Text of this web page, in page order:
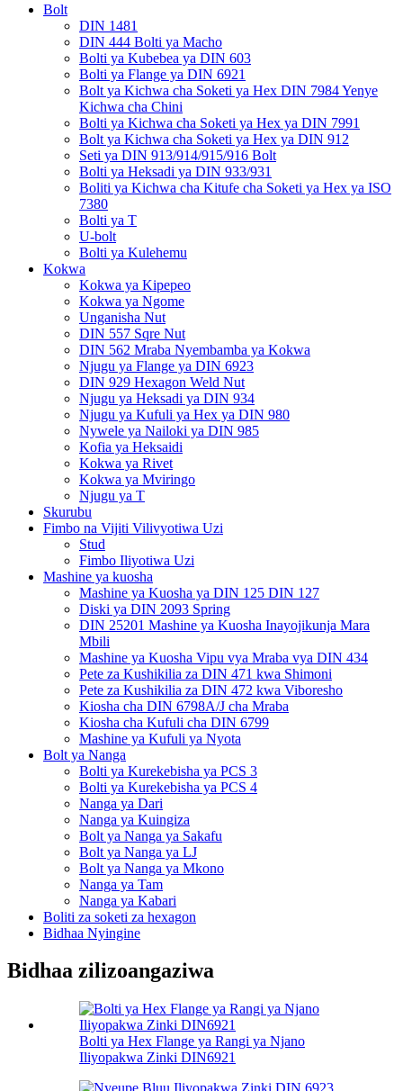
Bolt
DIN 1481
DIN 444 Bolti ya Macho
Bolti ya Kubebea ya DIN 603
Bolti ya Flange ya DIN 6921
Bolt ya Kichwa cha Soketi ya Hex DIN 7984 Yenye
Kichwa cha Chini
Bolti ya Kichwa cha Soketi ya Hex ya DIN 7991
Bolt ya Kichwa cha Soketi ya Hex ya DIN 912
Seti ya DIN 913/914/915/916 Bolt
Bolti ya Heksadi ya DIN 933/931
Boliti ya Kichwa cha Kitufe cha Soketi ya Hex ya ISO
7380
Bolti ya T
U-bolt
Bolti ya Kulehemu
Kokwa
Kokwa ya Kipepeo
Kokwa ya Ngome
Unganisha Nut
DIN 557 Sqre Nut
DIN 562 Mraba Nyembamba ya Kokwa
Njugu ya Flange ya DIN 6923
DIN 929 Hexagon Weld Nut
Njugu ya Heksadi ya DIN 934
Njugu ya Kufuli ya Hex ya DIN 980
Nywele ya Nailoki ya DIN 985
Kofia ya Heksaidi
Kokwa ya Rivet
Kokwa ya Mviringo
Njugu ya T
Skurubu
Fimbo na Vijiti Vilivyotiwa Uzi
Stud
Fimbo Iliyotiwa Uzi
Mashine ya kuosha
Mashine ya Kuosha ya DIN 125 DIN 127
Diski ya DIN 2093 Spring
DIN 25201 Mashine ya Kuosha Inayojikunja Mara
Mbili
Mashine ya Kuosha Vipu vya Mraba vya DIN 434
Pete za Kushikilia za DIN 471 kwa Shimoni
Pete za Kushikilia za DIN 472 kwa Viboresho
Kiosha cha DIN 6798A/J cha Mraba
Kiosha cha Kufuli cha DIN 6799
Mashine ya Kufuli ya Nyota
Bolt ya Nanga
Bolti ya Kurekebisha ya PCS 3
Bolti ya Kurekebisha ya PCS 4
Nanga ya Dari
Nanga ya Kuingiza
Bolt ya Nanga ya Sakafu
Bolt ya Nanga ya LJ
Bolt ya Nanga ya Mkono
Nanga ya Tam
Nanga ya Kabari
Boliti za soketi za hexagon
Bidhaa Nyingine
Bidhaa zilizoangaziwa
Bolti ya Hex Flange ya Rangi ya Njano
Iliyopakwa Zinki DIN6921